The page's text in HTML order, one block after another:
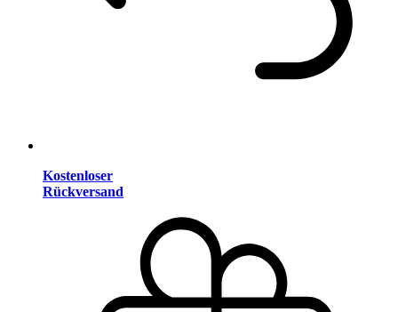
Kostenloser
Rückversand